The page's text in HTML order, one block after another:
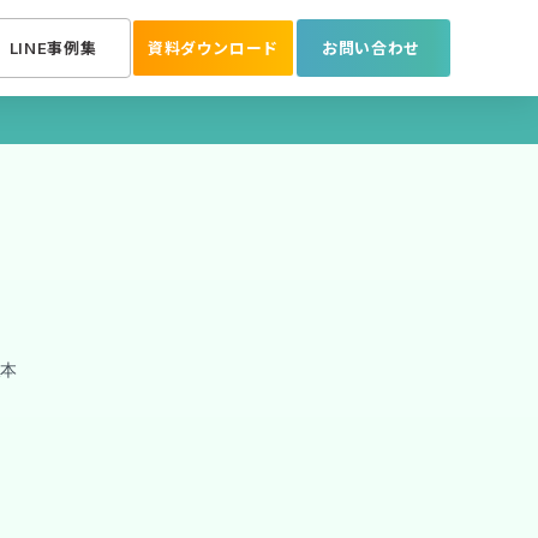
LINE事例集 資料ダウンロード お問い合わせ